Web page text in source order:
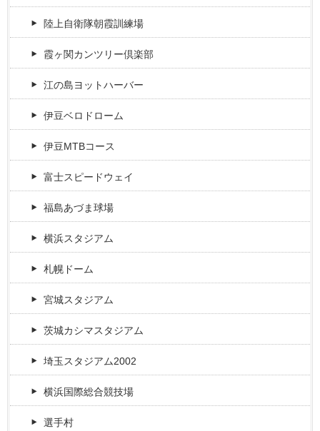
陸上自衛隊朝霞訓練場
霞ヶ関カンツリー倶楽部
江の島ヨットハーバー
伊豆ベロドローム
伊豆MTBコース
富士スピードウェイ
福島あづま球場
横浜スタジアム
札幌ドーム
宮城スタジアム
茨城カシマスタジアム
埼玉スタジアム2002
横浜国際総合競技場
選手村